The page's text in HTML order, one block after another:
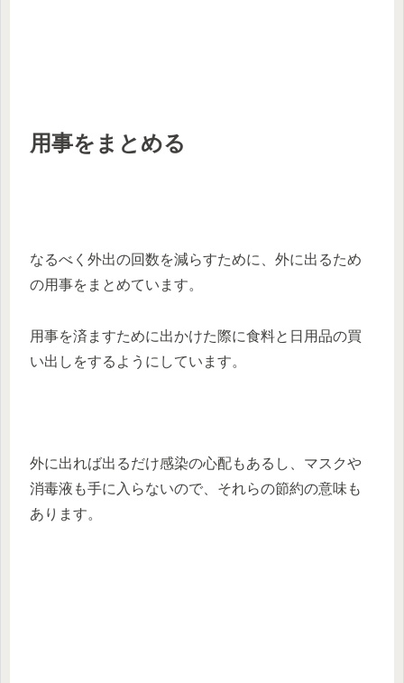
用事をまとめる
なるべく外出の回数を減らすために、外に出るため
の用事をまとめています。
用事を済ますために出かけた際に食料と日用品の買
い出しをするようにしています。
外に出れば出るだけ感染の心配もあるし、マスクや
消毒液も手に入らないので、それらの節約の意味も
あります。